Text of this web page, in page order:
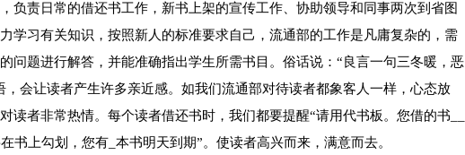
负责日常的借还书工作，新书上架的宣传工作、协助领导和同事两次到省图
学习有关知识，按照新人的标准要求自己，流通部的工作是凡庸复杂的，需
问题进行解答，并能准确指出学生所需书目。俗话说：“良言一句三冬暖，恶
，会让读者产生许多亲近感。如我们流通部对待读者都象客人一样，心态放
读者非常热情。每个读者借还书时，我们都要提醒“请用代书板。您借的书__
书上勾划，您有_本书明天到期”。使读者高兴而来，满意而去。